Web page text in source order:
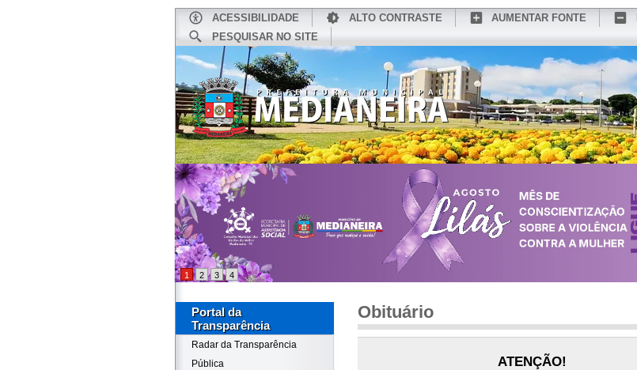
ACESSIBILIDADE ALTO CONTRASTE AUMENTAR FONTE
PESQUISAR NO SITE
CONHEÇA MEDIANEIRA
1 2 3 4
Portal da
Transparência
Radar da Transparência
Pública
Obituário
ATENÇÃO!